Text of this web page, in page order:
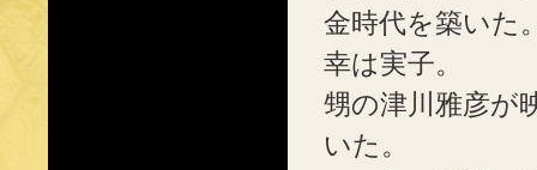
金時代を築いた
幸は実子。
甥の津川雅彦が
いた。